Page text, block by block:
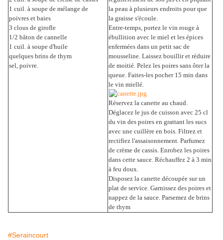
1 cuil. à soupe de mélange de
poivres et baies
3 clous de girofle
1/2 bâton de cannelle
1 cuil. à soupe d'huile
quelques brins de thym
sel, poivre.
la peau à plusieurs endroits pour que
la graisse s'écoule.
Entre-temps, portez le vin rouge à
ébullition avec le miel et les épices
enfermées dans un petit sac de
mousseline. Laissez bouillir et réduire
de moitié. Pelez les poires sans ôter la
queue. Faites-les pocher 15 min dans
le vin miellé.
Réservez la canette au chaud.
Déglacez le jus de cuisson avec 25 cl
du vin des poires en grattant les sucs
avec une cuillère en bois. Filtrez et
rectifiez l'assaisonnement. Parfumez
de crème de cassis. Enrobez les poires
dans cette sauce. Réchauffez 2 à 3 min
à feu doux.
Disposez la canette découpée sur un
plat de service. Garnissez des poires et
nappez de la sauce. Parsemez de brins
de thym
#Seraincourt